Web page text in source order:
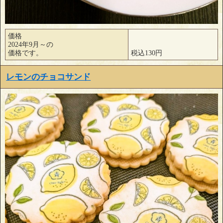
価格
2024年9月～の
価格です。
税込130円
レモンのチョコサンド